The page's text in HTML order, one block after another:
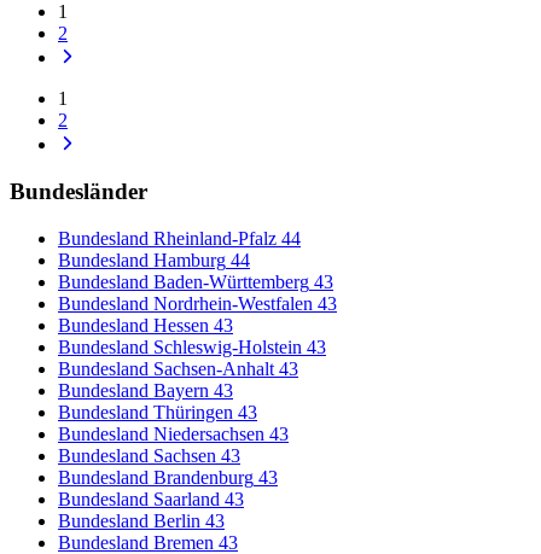
1
2
1
2
Bundesländer
Bundesland Rheinland-Pfalz 44
Bundesland Hamburg 44
Bundesland Baden-Württemberg 43
Bundesland Nordrhein-Westfalen 43
Bundesland Hessen 43
Bundesland Schleswig-Holstein 43
Bundesland Sachsen-Anhalt 43
Bundesland Bayern 43
Bundesland Thüringen 43
Bundesland Niedersachsen 43
Bundesland Sachsen 43
Bundesland Brandenburg 43
Bundesland Saarland 43
Bundesland Berlin 43
Bundesland Bremen 43